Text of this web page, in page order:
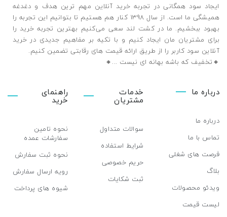
ایجاد سود همگانی در تجربه خرید آنلاین مهم ترین هدف و دغدغه
همیشگی ما است. از سال 1398 کنار هم هستیم تا بتوانیم این تجربه را
بهبود ببخشیم. ما در کشت لند سعی می‌کنیم بهترین تجربه خرید را
برای مشتریان مان ایجاد کنیم و با تکیه بر مفاهیم جدیدی در خرید
آنلاین سود کاربر را از طریق ارائه قیمت های رقابتی تضمین ‌کنیم.
🔸تخفیف که باشه بهانه ای نیست ...🔸️
درباره ما
درباره ما
تماس با ما
فرصت های شغلی
بلاگ
ویدئو محصولات
لیست قیمت
خدمات
مشتریان
سوالات متداول
شرایط استفاده
حریم خصوصی
ثبت شکایات
راهنمای
خرید
نحوه تامین
سفارشات عمده
نحوه ثبت سفارش
رویه ارسال سفارش
شیوه های پرداخت